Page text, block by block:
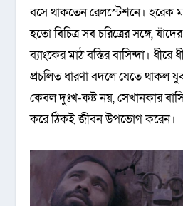
বসে থাকতেন রেলস্টেশনে। হরেক
হতো বিচিত্র সব চরিত্রের সঙ্গে,
ব্যাংকের মাঠ বস্তির বাসিন্দা। ধীরে
প্রচলিত ধারণা বদলে যেতে থাকল
কেবল দুঃখ-কষ্ট নয়, সেখানকার
করে ঠিকই জীবন উপভোগ করেন।